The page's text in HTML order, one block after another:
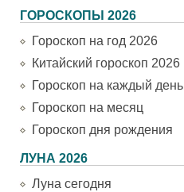
ГОРОСКОПЫ 2026
Гороскоп на год 2026
Китайский гороскоп 2026
Гороскоп на каждый день
Гороскоп на месяц
Гороскоп дня рождения
ЛУНА 2026
Луна сегодня